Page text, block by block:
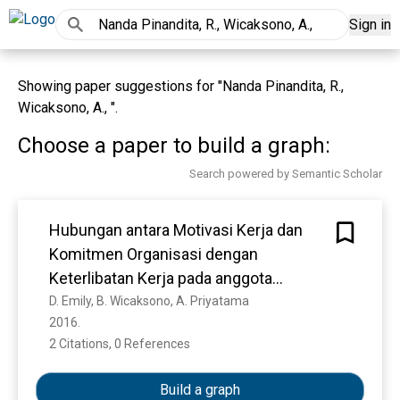
Sign in
Showing paper suggestions for "Nanda Pinandita, R.,
Wicaksono, A., ".
Choose a paper to build a graph:
Search powered by Semantic Scholar
Hubungan antara Motivasi Kerja dan
Komitmen Organisasi dengan
Keterlibatan Kerja pada anggota
Organisasi AIESEC Local Committee
Universitas Sebelas Maret Surakarta
D. Emily, B. Wicaksono, A. Priyatama
2016.
2 Citations, 0 References
Build a graph